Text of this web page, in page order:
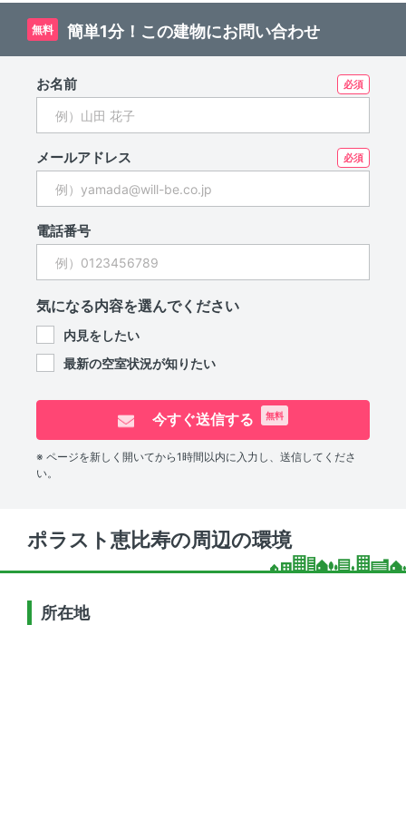
無料 簡単1分！この建物にお問い合わせ
お名前
メールアドレス
電話番号
気になる内容を選んでください
内見をしたい
最新の空室状況が知りたい
今すぐ送信する 無料
※ ページを新しく開いてから1時間以内に入力し、送信してくださ
い。
ポラスト恵比寿の周辺の環境
所在地